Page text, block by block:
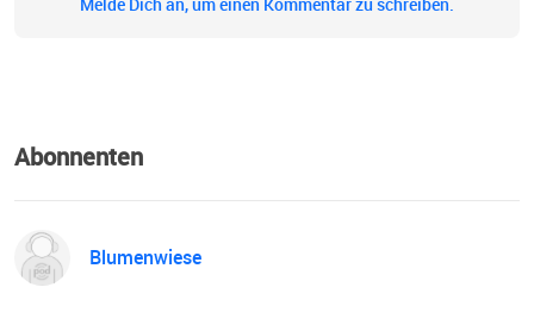
Melde Dich an, um einen Kommentar zu schreiben.
Abonnenten
Blumenwiese